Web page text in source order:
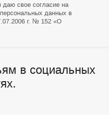
даю свое согласие на
данных в
г. № 152 «О
в социальных